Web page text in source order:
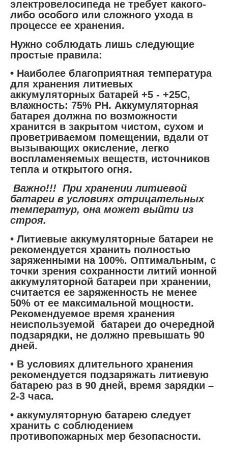
электровелосипеда не требует какого-
либо особого или сложного ухода в
процессе ее хранения.
Нужно соблюдать лишь следующие
простые правила:
• Наиболее благоприятная температура
для хранения литиевых
аккумуляторных батарей +5 - +25С,
влажность: 75% РH. Аккумуляторная
батарея должна по возможности
хранится в закрытом чистом, сухом и
проветриваемом помещении, вдали от
вызывающих окисление, легко
воспламеняемых веществ, источников
тепла и открытого огня.
Важно!!! При хранении литиевой
батареи в условиях отрицательных
температур, она может выйти из
строя.
• Литиевые аккумуляторные батареи не
рекомендуется хранить полностью
заряженными на 100%. Оптимальным, с
точки зрения сохранности литий ионной
аккумуляторной батареи при хранении,
считается ее заряженность не менее
50% от ее максимальной мощности.
Рекомендуемое время хранения
неиспользуемой батареи до очередной
подзарядки, не должно превышать 90
дней.
• В условиях длительного хранения
рекомендуется подзаряжать литиевую
батарею раз в 90 дней, время зарядки –
2-3 часа.
• аккумуляторную батарею следует
хранить с соблюдением
противопожарных мер безопасности.